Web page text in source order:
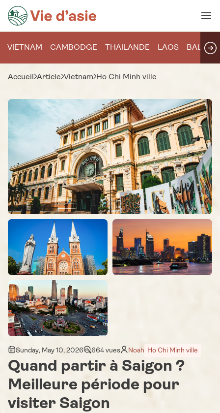
VIETNAM CAMBODGE THAILANDE LAOS BALI
Accueil Article Vietnam Ho Chi Minh ville
Sunday, May 10, 2026 664 vues Noah Ho Chi Minh ville
Quand partir à Saigon ?
Meilleure période pour
visiter Saigon